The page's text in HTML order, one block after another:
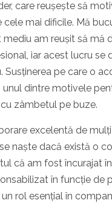
care reușește să
cele mai dificile. Mă
mediu am reușit să mă
iar acest lucru se
Susținerea pe care o
dintre motivele
zâmbetul pe buze.
excelentă de mulți
naște dacă există o
că am fost încurajat
în funcție de
rol esențial în